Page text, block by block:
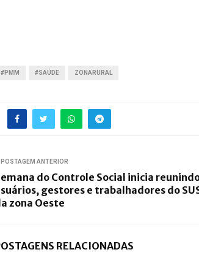
#PMM #SAÚDE ZONARURAL
POSTAGEM ANTERIOR
do Controle Social inicia
gestores e trabalhadores do
zona Oeste
RELACIONADAS